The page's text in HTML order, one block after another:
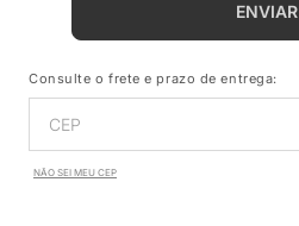
ENVIAR
Consulte o frete e prazo de entrega:
NÃO SEI MEU CEP